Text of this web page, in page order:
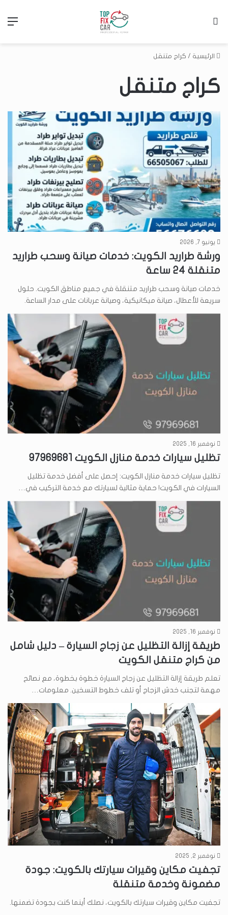
الرئيسية / كراج متنقل
كراج متنقل
يونيو 7, 2026
ورشة طراريد الكويت: خدمات صيانة وسحب طراريد
متنقلة 24 ساعة
خدمات صيانة وسحب طراريد متنقلة في جميع مناطق الكويت. حلول
سريعة للأعطال، صيانة ميكانيكية، وصيانة عربانات على مدار الساعة.
نوفمبر 16, 2025
تظليل سيارات خدمة منازل الكويت 97969681
تظليل سيارات خدمة منازل الكويت: إحصل على أفضل خدمة تظليل
السيارات في الكويت! حماية مثالية لسيارتك مع خدمة التركيب في…
نوفمبر 16, 2025
طريقة إزالة التظليل عن زجاج السيارة – دليل شامل
من كراج متنقل الكويت
تعلم طريقة إزالة التظليل عن زجاج السيارة خطوة بخطوة، مع نصائح
مهمة لتجنب خدش الزجاج أو تلف خطوط التسخين. معلومات…
نوفمبر 2, 2025
تجفيت مكاين وقيرات سيارتك بالكويت: جودة
مضمونة وخدمة متنقلة
تجفيت مكاين وقيرات سيارتك بالكويت، نصلك أينما كنت بجودة تضمنها.